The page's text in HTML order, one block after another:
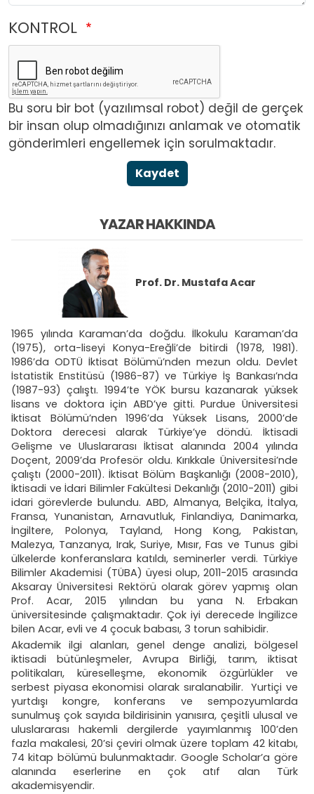
KONTROL
Bu soru bir bot (yazılımsal robot) değil de gerçek
bir insan olup olmadığınızı anlamak ve otomatik
gönderimleri engellemek için sorulmaktadır.
Kaydet
YAZAR HAKKINDA
Prof. Dr. Mustafa Acar
1965 yılında Karaman’da doğdu. İlkokulu Karaman’da
(1975), orta-liseyi Konya-Ereğli’de bitirdi (1978, 1981).
1986’da ODTÜ İktisat Bölümü’nden mezun oldu. Devlet
İstatistik Enstitüsü (1986-87) ve Türkiye İş Bankası’nda
(1987-93) çalıştı. 1994’te YÖK bursu kazanarak yüksek
lisans ve doktora için ABD’ye gitti. Purdue Üniversitesi
İktisat Bölümü’nden 1996’da Yüksek Lisans, 2000’de
Doktora derecesi alarak Türkiye’ye döndü. İktisadi
Gelişme ve Uluslararası İktisat alanında 2004 yılında
Doçent, 2009’da Profesör oldu. Kırıkkale Üniversitesi’nde
çalıştı (2000-2011). İktisat Bölüm Başkanlığı (2008-2010),
İktisadi ve İdari Bilimler Fakültesi Dekanlığı (2010-2011) gibi
idari görevlerde bulundu. ABD, Almanya, Belçika, İtalya,
Fransa, Yunanistan, Arnavutluk, Finlandiya, Danimarka,
İngiltere, Polonya, Tayland, Hong Kong, Pakistan,
Malezya, Tanzanya, Irak, Suriye, Mısır, Fas ve Tunus gibi
ülkelerde konferanslara katıldı, seminerler verdi. Türkiye
Bilimler Akademisi (TÜBA) üyesi olup, 2011-2015 arasında
Aksaray Üniversitesi Rektörü olarak görev yapmış olan
Prof. Acar, 2015 yılından bu yana N. Erbakan
üniversitesinde çalışmaktadır. Çok iyi derecede İngilizce
bilen Acar, evli ve 4 çocuk babası, 3 torun sahibidir.
Akademik ilgi alanları, genel denge analizi, bölgesel
iktisadi bütünleşmeler, Avrupa Birliği, tarım, iktisat
politikaları, küreselleşme, ekonomik özgürlükler ve
serbest piyasa ekonomisi olarak sıralanabilir. Yurtiçi ve
yurtdışı kongre, konferans ve sempozyumlarda
sunulmuş çok sayıda bildirisinin yanısıra, çeşitli ulusal ve
uluslararası hakemli dergilerde yayımlanmış 100’den
fazla makalesi, 20’si çeviri olmak üzere toplam 42 kitabı,
74 kitap bölümü bulunmaktadır. Google Scholar’a göre
alanında eserlerine en çok atıf alan Türk
akademisyendir.